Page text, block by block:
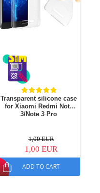
Transparent silicone case
for Xiaomi Redmi Note
3/Note 3 Pro
1,00 EUR
1,00 EUR
ADD TO CART